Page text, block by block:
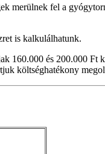
merülnek fel a
is kalkulálhatunk.
160.000 és 200.000
költséghatékony